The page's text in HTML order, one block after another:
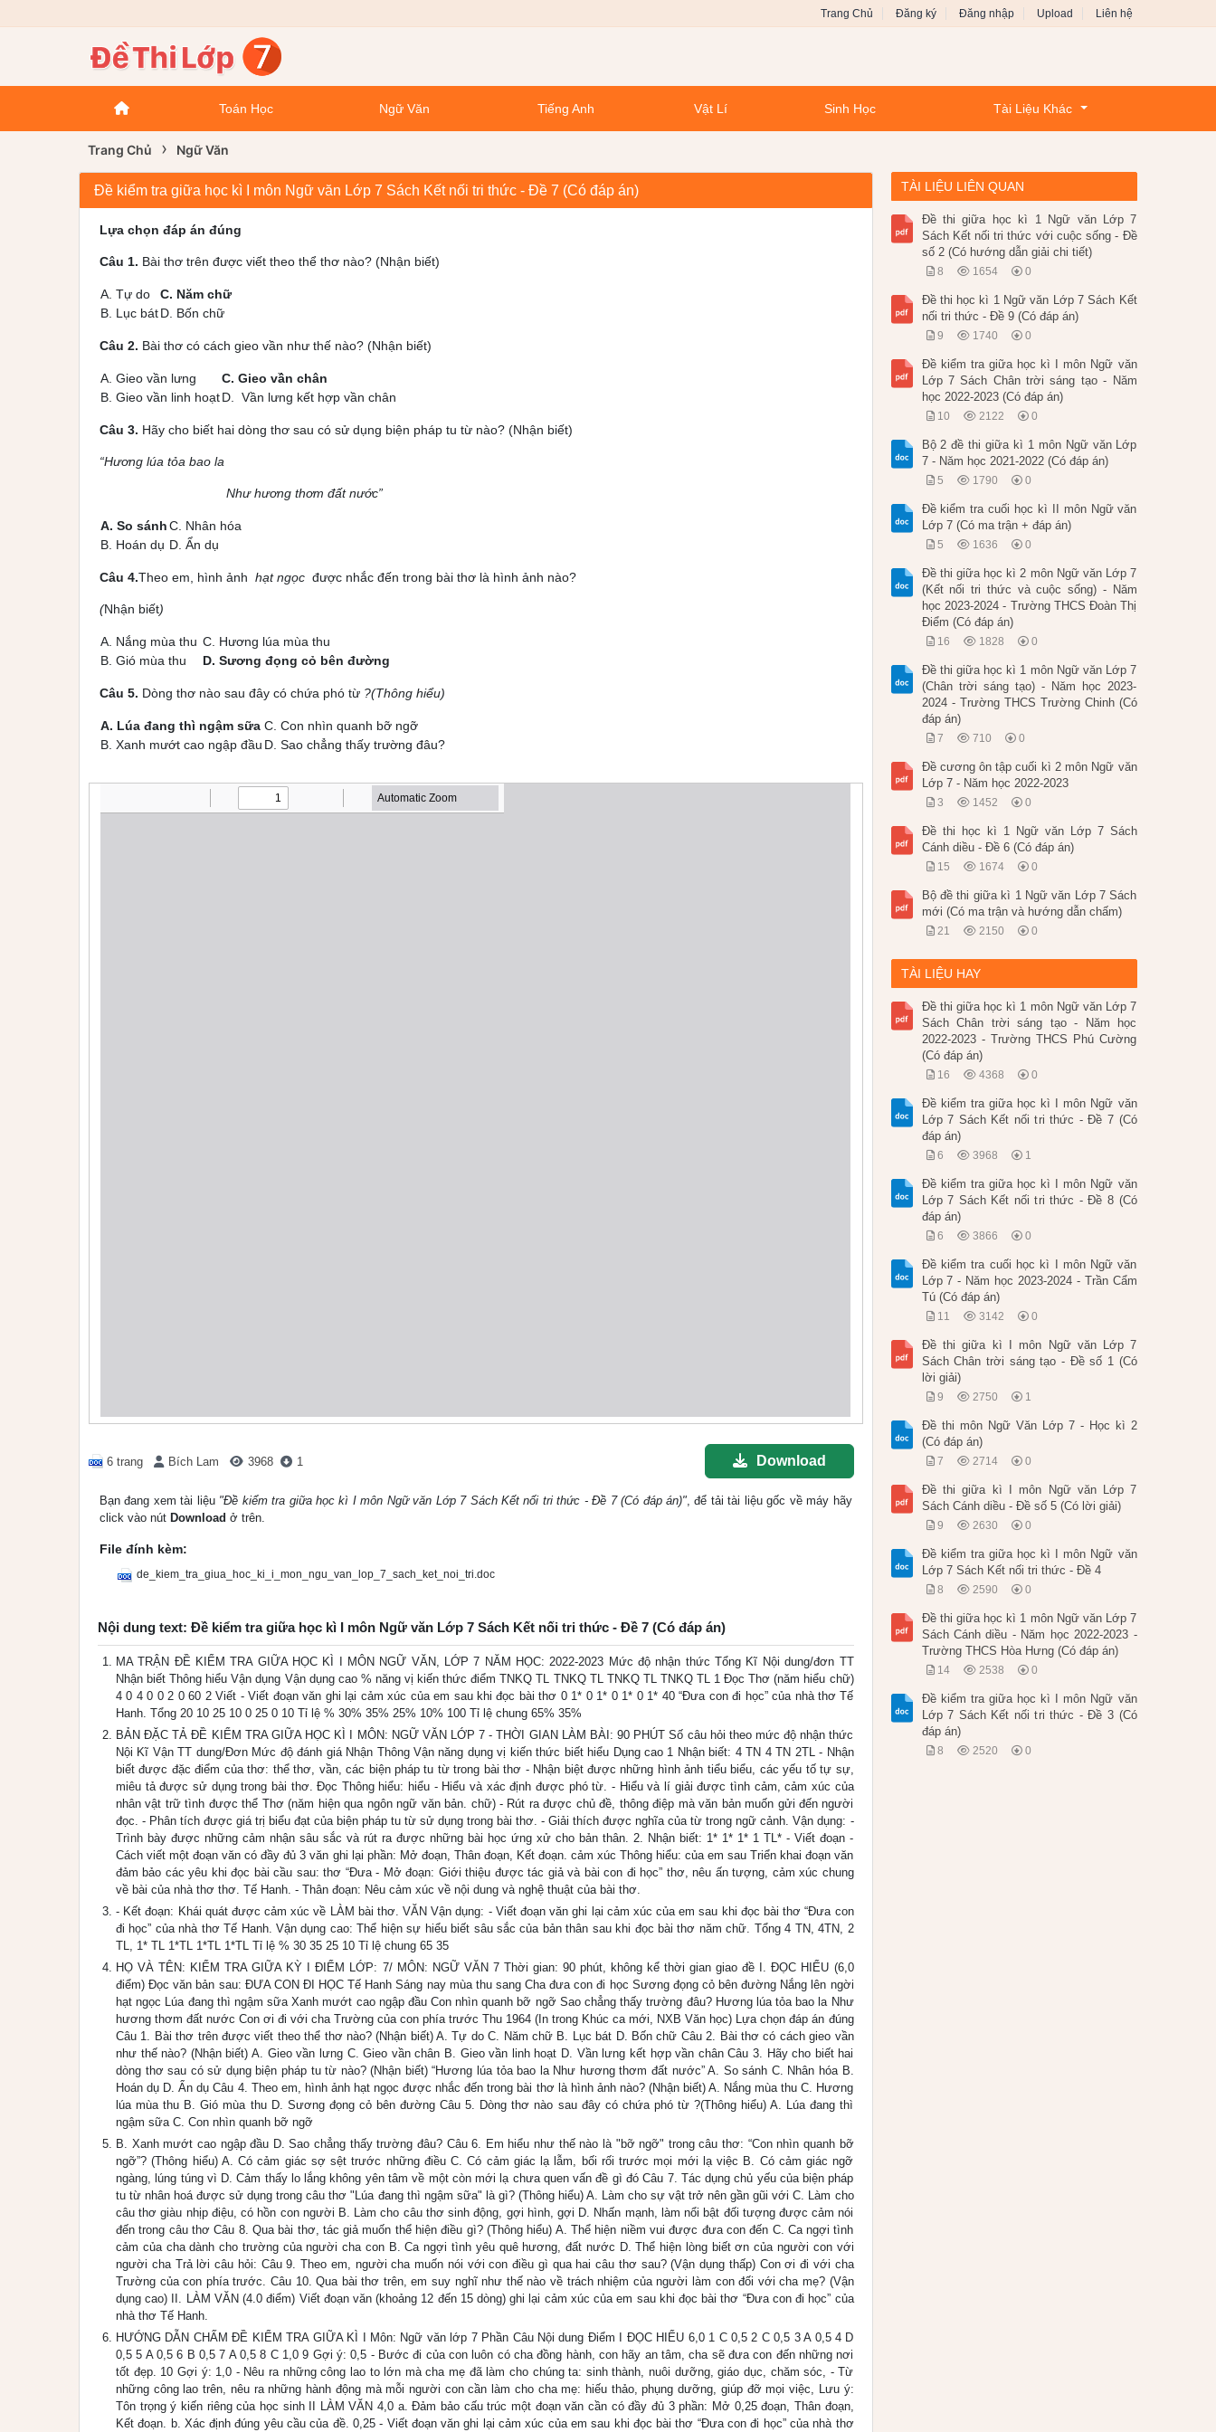
Trang Chủ Đăng ký Đăng nhập Upload Liên hệ
Toán Học Ngữ Văn Tiếng Anh Vật Lí Sinh Học Tài Liệu Khác
Trang Chủ › Ngữ Văn
Đề kiểm tra giữa học kì I môn Ngữ văn Lớp 7 Sách Kết nối tri thức - Đề 7 (Có đáp án)
Lựa chọn đáp án đúng
Câu 1. Bài thơ trên được viết theo thể thơ nào? (Nhận biết)
A. Tự do
C. Năm chữ
B. Lục bátD. Bốn chữ
Câu 2. Bài thơ có cách gieo vần như thế nào? (Nhận biết)
A. Gieo vần lưng
C. Gieo vần chân
B. Gieo vần linh hoạtD. Vần lưng kết hợp vần chân
Câu 3. Hãy cho biết hai dòng thơ sau có sử dụng biện pháp tu từ nào? (Nhận biết)
“Hương lúa tỏa bao la
Như hương thơm đất nước”
A. So sánhC. Nhân hóa
B. Hoán dụ D. Ẩn dụ
Câu 4.Theo em, hình ảnh hạt ngọc được nhắc đến trong bài thơ là hình ảnh nào?
(Nhận biết)
A. Nắng mùa thu C. Hương lúa mùa thu
B. Gió mùa thu
D. Sương đọng cỏ bên đường
Câu 5. Dòng thơ nào sau đây có chứa phó từ ?(Thông hiểu)
A. Lúa đang thì ngậm sữa C. Con nhìn quanh bỡ ngỡ
B. Xanh mướt cao ngập đầu D. Sao chẳng thấy trường đâu?
6 trang Bích Lam 3968 1 Download
Bạn đang xem tài liệu "Đề kiểm tra giữa học kì I môn Ngữ văn Lớp 7 Sách Kết nối tri thức - Đề 7 (Có đáp án)", để tải tài liệu gốc về máy hãy
click vào nút Download ở trên.
File đính kèm:
de_kiem_tra_giua_hoc_ki_i_mon_ngu_van_lop_7_sach_ket_noi_tri.doc
Nội dung text: Đề kiểm tra giữa học kì I môn Ngữ văn Lớp 7 Sách Kết nối tri thức - Đề 7 (Có đáp án)
MA TRẬN ĐỀ KIỂM TRA GIỮA HỌC KÌ I MÔN NGỮ VĂN, LỚP 7 NĂM HỌC: 2022-2023 Mức độ nhận thức Tổng Kĩ Nội dung/đơn TT
Nhận biết Thông hiểu Vận dụng Vận dụng cao % năng vị kiến thức điểm TNKQ TL TNKQ TL TNKQ TL TNKQ TL 1 Đọc Thơ (năm hiểu chữ)
4 0 4 0 0 2 0 60 2 Viết - Viết đoạn văn ghi lại cảm xúc của em sau khi đọc bài thơ 0 1* 0 1* 0 1* 0 1* 40 “Đưa con đi học” của nhà thơ Tế
Hanh. Tổng 20 10 25 10 0 25 0 10 Tỉ lệ % 30% 35% 25% 10% 100 Tỉ lệ chung 65% 35%
BẢN ĐẶC TẢ ĐỀ KIỂM TRA GIỮA HỌC KÌ I MÔN: NGỮ VĂN LỚP 7 - THỜI GIAN LÀM BÀI: 90 PHÚT Số câu hỏi theo mức độ nhận thức
Nội Kĩ Vận TT dung/Đơn Mức độ đánh giá Nhận Thông Vận năng dụng vị kiến thức biết hiểu Dụng cao 1 Nhận biết: 4 TN 4 TN 2TL - Nhận
biết được đặc điểm của thơ: thể thơ, vần, các biện pháp tu từ trong bài thơ - Nhận biệt được những hình ảnh tiểu biểu, các yếu tố tự sự,
miêu tả được sử dụng trong bài thơ. Đọc Thông hiểu: hiểu - Hiểu và xác định được phó từ. - Hiểu và lí giải được tình cảm, cảm xúc của
nhân vật trữ tình được thể Thơ (năm hiện qua ngôn ngữ văn bản. chữ) - Rút ra được chủ đề, thông điệp mà văn bản muốn gửi đến người
đọc. - Phân tích được giá trị biểu đạt của biện pháp tu từ sử dụng trong bài thơ. - Giải thích được nghĩa của từ trong ngữ cảnh. Vận dụng: -
Trình bày được những cảm nhận sâu sắc và rút ra được những bài học ứng xử cho bản thân. 2. Nhận biết: 1* 1* 1* 1 TL* - Viết đoạn -
Cách viết một đoạn văn có đầy đủ 3 văn ghi lại phần: Mở đoạn, Thân đoạn, Kết đoạn. cảm xúc Thông hiểu: của em sau Triển khai đoạn văn
đảm bảo các yêu khi đọc bài cầu sau: thơ “Đưa - Mở đoạn: Giới thiệu được tác giả và bài con đi học” thơ, nêu ấn tượng, cảm xúc chung
về bài của nhà thơ thơ. Tế Hanh. - Thân đoạn: Nêu cảm xúc về nội dung và nghệ thuật của bài thơ.
- Kết đoạn: Khái quát được cảm xúc về LÀM bài thơ. VĂN Vận dụng: - Viết đoạn văn ghi lại cảm xúc của em sau khi đọc bài thơ “Đưa con
đi học” của nhà thơ Tế Hanh. Vận dụng cao: Thể hiện sự hiểu biết sâu sắc của bản thân sau khi đọc bài thơ năm chữ. Tổng 4 TN, 4TN, 2
TL, 1* TL 1*TL 1*TL 1*TL Tỉ lệ % 30 35 25 10 Tỉ lệ chung 65 35
HỌ VÀ TÊN: KIỂM TRA GIỮA KỲ I ĐIỂM LỚP: 7/ MÔN: NGỮ VĂN 7 Thời gian: 90 phút, không kể thời gian giao đề I. ĐỌC HIỂU (6,0
điểm) Đọc văn bản sau: ĐƯA CON ĐI HỌC Tế Hanh Sáng nay mùa thu sang Cha đưa con đi học Sương đọng cỏ bên đường Nắng lên ngời
hạt ngọc Lúa đang thì ngậm sữa Xanh mướt cao ngập đầu Con nhìn quanh bỡ ngỡ Sao chẳng thấy trường đâu? Hương lúa tỏa bao la Như
hương thơm đất nước Con ơi đi với cha Trường của con phía trước Thu 1964 (In trong Khúc ca mới, NXB Văn học) Lựa chọn đáp án đúng
Câu 1. Bài thơ trên được viết theo thể thơ nào? (Nhận biết) A. Tự do C. Năm chữ B. Lục bát D. Bốn chữ Câu 2. Bài thơ có cách gieo vần
như thế nào? (Nhận biết) A. Gieo vần lưng C. Gieo vần chân B. Gieo vần linh hoạt D. Vần lưng kết hợp vần chân Câu 3. Hãy cho biết hai
dòng thơ sau có sử dụng biện pháp tu từ nào? (Nhận biết) “Hương lúa tỏa bao la Như hương thơm đất nước” A. So sánh C. Nhân hóa B.
Hoán dụ D. Ẩn dụ Câu 4. Theo em, hình ảnh hạt ngọc được nhắc đến trong bài thơ là hình ảnh nào? (Nhận biết) A. Nắng mùa thu C. Hương
lúa mùa thu B. Gió mùa thu D. Sương đọng cỏ bên đường Câu 5. Dòng thơ nào sau đây có chứa phó từ ?(Thông hiểu) A. Lúa đang thì
ngậm sữa C. Con nhìn quanh bỡ ngỡ
B. Xanh mướt cao ngập đầu D. Sao chẳng thấy trường đâu? Câu 6. Em hiểu như thế nào là "bỡ ngỡ" trong câu thơ: “Con nhìn quanh bỡ
ngỡ”? (Thông hiểu) A. Có cảm giác sợ sệt trước những điều C. Có cảm giác lạ lẫm, bối rối trước mọi mới lạ việc B. Có cảm giác ngỡ
ngàng, lúng túng vì D. Cảm thấy lo lắng không yên tâm về một còn mới lạ chưa quen vấn đề gì đó Câu 7. Tác dụng chủ yếu của biện pháp
tu từ nhân hoá được sử dụng trong câu thơ "Lúa đang thì ngậm sữa" là gì? (Thông hiểu) A. Làm cho sự vật trở nên gần gũi với C. Làm cho
câu thơ giàu nhịp điệu, có hồn con người B. Làm cho câu thơ sinh động, gợi hình, gợi D. Nhấn mạnh, làm nổi bật đối tượng được cảm nói
đến trong câu thơ Câu 8. Qua bài thơ, tác giả muốn thể hiện điều gì? (Thông hiểu) A. Thể hiện niềm vui được đưa con đến C. Ca ngợi tình
cảm của cha dành cho trường của người cha con B. Ca ngợi tình yêu quê hương, đất nước D. Thể hiện lòng biết ơn của người con với
người cha Trả lời câu hỏi: Câu 9. Theo em, người cha muốn nói với con điều gì qua hai câu thơ sau? (Vận dụng thấp) Con ơi đi với cha
Trường của con phía trước. Câu 10. Qua bài thơ trên, em suy nghĩ như thế nào về trách nhiệm của người làm con đối với cha mẹ? (Vận
dụng cao) II. LÀM VĂN (4.0 điểm) Viết đoạn văn (khoảng 12 đến 15 dòng) ghi lại cảm xúc của em sau khi đọc bài thơ “Đưa con đi học” của
nhà thơ Tế Hanh.
HƯỚNG DẪN CHẤM ĐỀ KIỂM TRA GIỮA KÌ I Môn: Ngữ văn lớp 7 Phần Câu Nội dung Điểm I ĐỌC HIỂU 6,0 1 C 0,5 2 C 0,5 3 A 0,5 4 D
0,5 5 A 0,5 6 B 0,5 7 A 0,5 8 C 1,0 9 Gợi ý: 0,5 - Bước đi của con luôn có cha đồng hành, con hãy an tâm, cha sẽ đưa con đến những nơi
tốt đẹp. 10 Gợi ý: 1,0 - Nêu ra những công lao to lớn mà cha mẹ đã làm cho chúng ta: sinh thành, nuôi dưỡng, giáo dục, chăm sóc, - Từ
những công lao trên, nêu ra những hành động mà mỗi người con cần làm cho cha mẹ: hiếu thảo, phụng dưỡng, giúp đỡ mọi việc, Lưu ý:
Tôn trọng ý kiến riêng của học sinh II LÀM VĂN 4,0 a. Đảm bảo cấu trúc một đoạn văn cần có đầy đủ 3 phần: Mở 0,25 đoạn, Thân đoạn,
Kết đoạn. b. Xác định đúng yêu cầu của đề. 0,25 - Viết đoạn văn ghi lại cảm xúc của em sau khi đọc bài thơ “Đưa con đi học” của nhà thơ
TÀI LIỆU LIÊN QUAN
Đề thi giữa học kì 1 Ngữ văn Lớp 7
Sách Kết nối tri thức với cuộc sống - Đề
số 2 (Có hướng dẫn giải chi tiết)
8 1654 0
Đề thi học kì 1 Ngữ văn Lớp 7 Sách Kết
nối tri thức - Đề 9 (Có đáp án)
9 1740 0
Đề kiểm tra giữa học kì I môn Ngữ văn
Lớp 7 Sách Chân trời sáng tạo - Năm
học 2022-2023 (Có đáp án)
10 2122 0
Bộ 2 đề thi giữa kì 1 môn Ngữ văn Lớp
7 - Năm học 2021-2022 (Có đáp án)
5 1790 0
Đề kiểm tra cuối học kì II môn Ngữ văn
Lớp 7 (Có ma trận + đáp án)
5 1636 0
Đề thi giữa học kì 2 môn Ngữ văn Lớp 7
(Kết nối tri thức và cuộc sống) - Năm
học 2023-2024 - Trường THCS Đoàn Thị
Điểm (Có đáp án)
16 1828 0
Đề thi giữa học kì 1 môn Ngữ văn Lớp 7
(Chân trời sáng tạo) - Năm học 2023-
2024 - Trường THCS Trường Chinh (Có
đáp án)
7 710 0
Đề cương ôn tập cuối kì 2 môn Ngữ văn
Lớp 7 - Năm học 2022-2023
3 1452 0
Đề thi học kì 1 Ngữ văn Lớp 7 Sách
Cánh diều - Đề 6 (Có đáp án)
15 1674 0
Bộ đề thi giữa kì 1 Ngữ văn Lớp 7 Sách
mới (Có ma trận và hướng dẫn chấm)
21 2150 0
TÀI LIỆU HAY
Đề thi giữa học kì 1 môn Ngữ văn Lớp 7
Sách Chân trời sáng tạo - Năm học
2022-2023 - Trường THCS Phú Cường
(Có đáp án)
16 4368 0
Đề kiểm tra giữa học kì I môn Ngữ văn
Lớp 7 Sách Kết nối tri thức - Đề 7 (Có
đáp án)
6 3968 1
Đề kiểm tra giữa học kì I môn Ngữ văn
Lớp 7 Sách Kết nối tri thức - Đề 8 (Có
đáp án)
6 3866 0
Đề kiểm tra cuối học kì I môn Ngữ văn
Lớp 7 - Năm học 2023-2024 - Trần Cẩm
Tú (Có đáp án)
11 3142 0
Đề thi giữa kì I môn Ngữ văn Lớp 7
Sách Chân trời sáng tạo - Đề số 1 (Có
lời giải)
9 2750 1
Đề thi môn Ngữ Văn Lớp 7 - Học kì 2
(Có đáp án)
7 2714 0
Đề thi giữa kì I môn Ngữ văn Lớp 7
Sách Cánh diều - Đề số 5 (Có lời giải)
9 2630 0
Đề kiểm tra giữa học kì I môn Ngữ văn
Lớp 7 Sách Kết nối tri thức - Đề 4
8 2590 0
Đề thi giữa học kì 1 môn Ngữ văn Lớp 7
Sách Cánh diều - Năm học 2022-2023 -
Trường THCS Hòa Hưng (Có đáp án)
14 2538 0
Đề kiểm tra giữa học kì I môn Ngữ văn
Lớp 7 Sách Kết nối tri thức - Đề 3 (Có
đáp án)
8 2520 0